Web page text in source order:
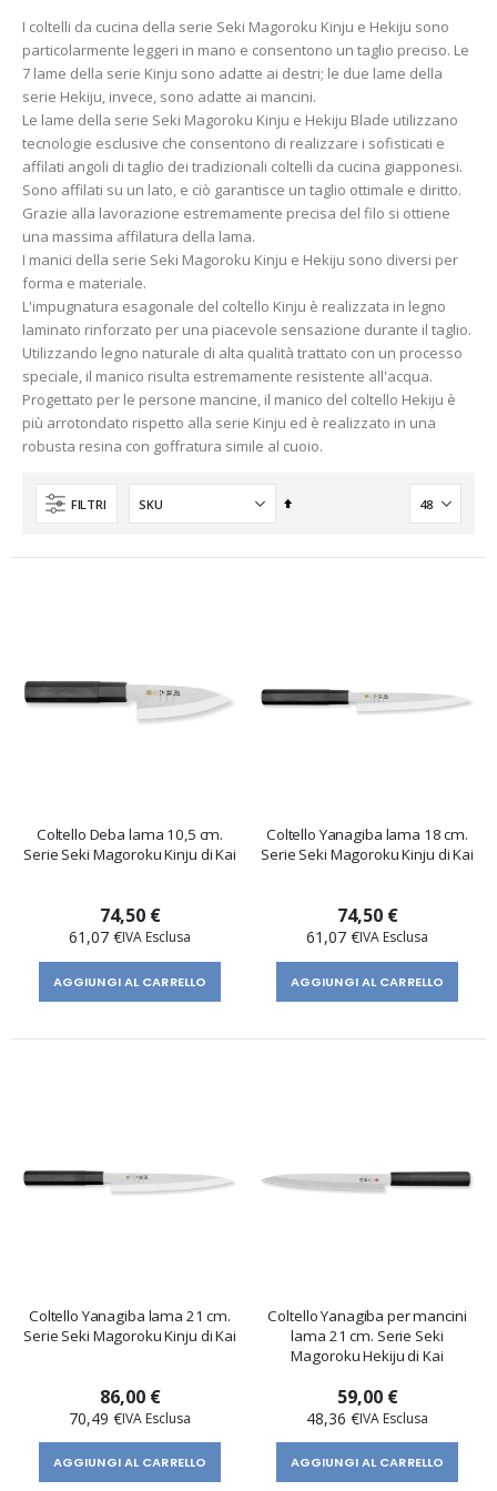
I coltelli da cucina della serie Seki Magoroku Kinju e Hekiju sono
particolarmente leggeri in mano e consentono un taglio preciso. Le
7 lame della serie Kinju sono adatte ai destri; le due lame della
serie Hekiju, invece, sono adatte ai mancini.
Le lame della serie Seki Magoroku Kinju e Hekiju Blade utilizzano
tecnologie esclusive che consentono di realizzare i sofisticati e
affilati angoli di taglio dei tradizionali coltelli da cucina giapponesi.
Sono affilati su un lato, e ciò garantisce un taglio ottimale e diritto.
Grazie alla lavorazione estremamente precisa del filo si ottiene
una massima affilatura della lama.
I manici della serie Seki Magoroku Kinju e Hekiju sono diversi per
forma e materiale.
L'impugnatura esagonale del coltello Kinju è realizzata in legno
laminato rinforzato per una piacevole sensazione durante il taglio.
Utilizzando legno naturale di alta qualità trattato con un processo
speciale, il manico risulta estremamente resistente all'acqua.
Progettato per le persone mancine, il manico del coltello Hekiju è
più arrotondato rispetto alla serie Kinju ed è realizzato in una
robusta resina con goffratura simile al cuoio.
FILTRI
Imposta
Coltello Deba lama 10,5 cm.
Serie Seki Magoroku Kinju di Kai
74,50 €
61,07 €
AGGIUNGI AL CARRELLO
Coltello Yanagiba lama 18 cm.
Serie Seki Magoroku Kinju di Kai
74,50 €
61,07 €
AGGIUNGI AL CARRELLO
Coltello Yanagiba lama 21 cm.
Serie Seki Magoroku Kinju di Kai
86,00 €
70,49 €
AGGIUNGI AL CARRELLO
Coltello Yanagiba per mancini
lama 21 cm. Serie Seki
Magoroku Hekiju di Kai
59,00 €
48,36 €
AGGIUNGI AL CARRELLO